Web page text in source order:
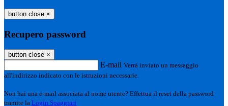
button close ×
Recupero password
button close ×
E-mail Verrà inviato un messaggio
all'indirizzo indicato con le istruzioni necessarie.
Non hai una e-mail associata al nome utente? Effettua il reset della password
tramite la Login Spaggiari